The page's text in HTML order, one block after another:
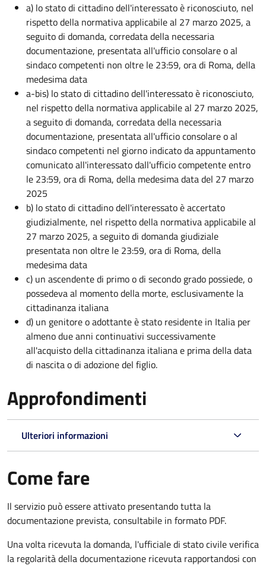
a) lo stato di cittadino dell'interessato è riconosciuto, nel
rispetto della normativa applicabile al 27 marzo 2025, a
seguito di domanda, corredata della necessaria
documentazione, presentata all'ufficio consolare o al
sindaco competenti non oltre le 23:59, ora di Roma, della
medesima data
a-bis) lo stato di cittadino dell'interessato è riconosciuto,
nel rispetto della normativa applicabile al 27 marzo 2025,
a seguito di domanda, corredata della necessaria
documentazione, presentata all'ufficio consolare o al
sindaco competenti nel giorno indicato da appuntamento
comunicato all'interessato dall'ufficio competente entro
le 23:59, ora di Roma, della medesima data del 27 marzo
2025
b) lo stato di cittadino dell'interessato è accertato
giudizialmente, nel rispetto della normativa applicabile al
27 marzo 2025, a seguito di domanda giudiziale
presentata non oltre le 23:59, ora di Roma, della
medesima data
c) un ascendente di primo o di secondo grado possiede, o
possedeva al momento della morte, esclusivamente la
cittadinanza italiana
d) un genitore o adottante è stato residente in Italia per
almeno due anni continuativi successivamente
all'acquisto della cittadinanza italiana e prima della data
di nascita o di adozione del figlio.
Approfondimenti
Ulteriori informazioni
Come fare
Il servizio può essere attivato presentando tutta la
documentazione prevista, consultabile in formato PDF.
Una volta ricevuta la domanda, l'ufficiale di stato civile verifica
la regolarità della documentazione ricevuta rapportandosi con